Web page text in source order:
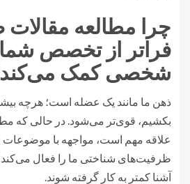
چرا مطالعه مقالات
فراتر از تخصص
شخصی کمک
ذهن ما مانند یک عضله است؛ هرچه
بکشیم، قوی‌تر می‌شود. در حالی که
علاقه مهم است، مواجهه با موضوعات
ظرفیت‌های شناختی ما را فعال
آشنا کمتر به کار گرفته شوند.